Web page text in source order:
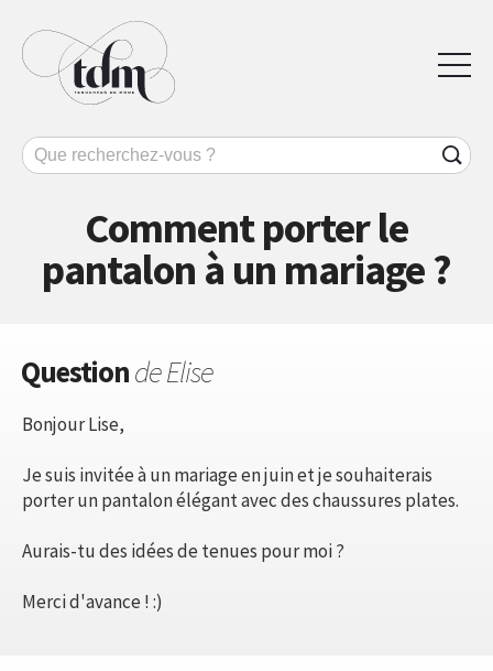
Comment porter le
pantalon à un mariage ?
Questionde Elise
Bonjour Lise,
Je suis invitée à un mariage en juin et je souhaiterais
porter un pantalon élégant avec des chaussures plates.
Aurais-tu des idées de tenues pour moi ?
Merci d'avance ! :)